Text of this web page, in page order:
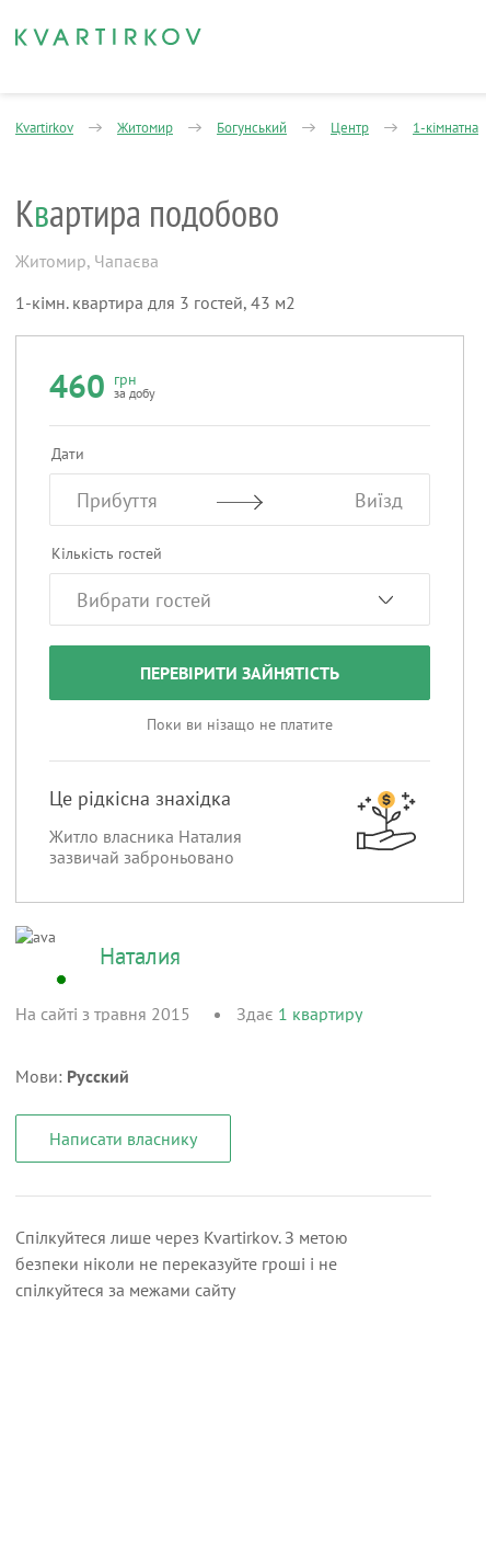
Kvartirkov Житомир Богунський Центр 1-кімнатна
Квартира подобово
Житомир, Чапаєва
1-кімн. квартира для 3 гостей, 43 м2
460 грн
за добу
Дати
Прибуття Виїзд
Кількість гостей
ПЕРЕВІРИТИ ЗАЙНЯТІСТЬ
Поки ви нізащо не платите
Це рідкісна знахідка
Житло власника Наталия
зазвичай заброньовано
Наталия
На сайті з травня 2015 Здає 1 квартиру
Мови: Русский
Написати власнику
Спілкуйтеся лише через Kvartirkov. З метою
безпеки ніколи не переказуйте гроші і не
спілкуйтеся за межами сайту